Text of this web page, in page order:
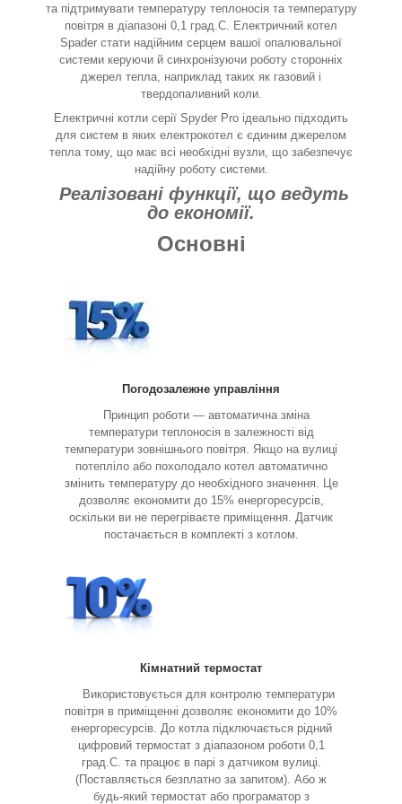
та підтримувати температуру теплоносія та температуру
повітря в діапазоні 0,1 град.С. Електричний котел
Spader стати надійним серцем вашої опалювальної
системи керуючи й синхронізуючи роботу сторонніх
джерел тепла, наприклад таких як газовий і
твердопаливний коли.
Електричні котли серії Spyder Pro ідеально підходить
для систем в яких електрокотел є єдиним джерелом
тепла тому, що має всі необхідні вузли, що забезпечує
надійну роботу системи.
Реалізовані функції, що ведуть
до економії.
Основні
Погодозалежне управління
Принцип роботи — автоматична зміна
температури теплоносія в залежності від
температури зовнішнього повітря. Якщо на вулиці
потепліло або похолодало котел автоматично
змінить температуру до необхідного значення. Це
дозволяє економити до 15% енергоресурсів,
оскільки ви не перегріваєте приміщення. Датчик
постачається в комплекті з котлом.
Кімнатний термостат
Використовується для контролю температури
повітря в приміщенні дозволяє економити до 10%
енергоресурсів. До котла підключається рідний
цифровий термостат з діапазоном роботи 0,1
град.С. та працює в парі з датчиком вулиці.
(Поставляється безплатно за запитом). Або ж
будь-який термостат або програматор з